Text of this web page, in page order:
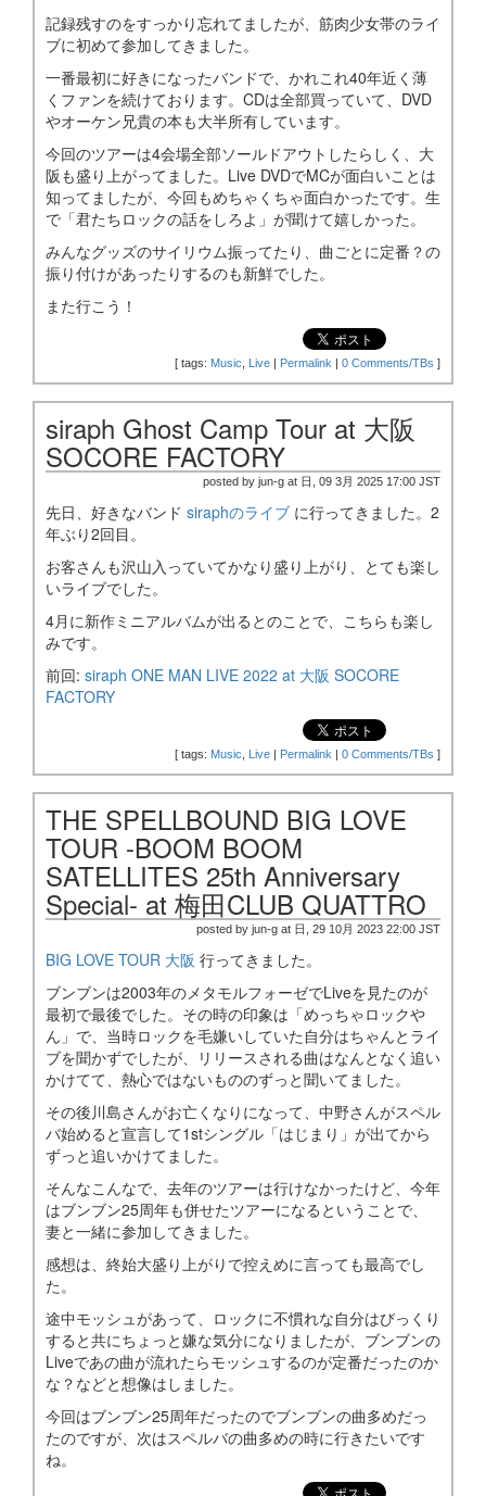
記録残すのをすっかり忘れてましたが、筋肉少女帯のライ
ブに初めて参加してきました。
一番最初に好きになったバンドで、かれこれ40年近く薄
くファンを続けております。CDは全部買っていて、DVD
やオーケン兄貴の本も大半所有しています。
今回のツアーは4会場全部ソールドアウトしたらしく、大
阪も盛り上がってました。Live DVDでMCが面白いことは
知ってましたが、今回もめちゃくちゃ面白かったです。生
で「君たちロックの話をしろよ」が聞けて嬉しかった。
みんなグッズのサイリウム振ってたり、曲ごとに定番？の
振り付けがあったりするのも新鮮でした。
また行こう！
[ tags: Music Live | Permalink | 0 Comments/TBs ]
siraph Ghost Camp Tour at 大阪
SOCORE FACTORY
posted by jun-g at 日, 09 3月 2025 17:00 JST
先日、好きなバンド siraphのライブ に行ってきました。2
年ぶり2回目。
お客さんも沢山入っていてかなり盛り上がり、とても楽し
いライブでした。
4月に新作ミニアルバムが出るとのことで、こちらも楽し
みです。
前回: siraph ONE MAN LIVE 2022 at 大阪 SOCORE
FACTORY
[ tags: Music Live | Permalink | 0 Comments/TBs ]
THE SPELLBOUND BIG LOVE
TOUR -BOOM BOOM
SATELLITES 25th Anniversary
Special- at 梅田CLUB QUATTRO
posted by jun-g at 日, 29 10月 2023 22:00 JST
BIG LOVE TOUR 大阪 行ってきました。
ブンブンは2003年のメタモルフォーゼでLiveを見たのが
最初で最後でした。その時の印象は「めっちゃロックや
ん」で、当時ロックを毛嫌いしていた自分はちゃんとライ
ブを聞かずでしたが、リリースされる曲はなんとなく追い
かけてて、熱心ではないもののずっと聞いてました。
その後川島さんがお亡くなりになって、中野さんがスペル
バ始めると宣言して1stシングル「はじまり」が出てから
ずっと追いかけてました。
そんなこんなで、去年のツアーは行けなかったけど、今年
はブンブン25周年も併せたツアーになるということで、
妻と一緒に参加してきました。
感想は、終始大盛り上がりで控えめに言っても最高でし
た。
途中モッシュがあって、ロックに不慣れな自分はびっくり
すると共にちょっと嫌な気分になりましたが、ブンブンの
Liveであの曲が流れたらモッシュするのが定番だったのか
な？などと想像はしました。
今回はブンブン25周年だったのでブンブンの曲多めだっ
たのですが、次はスペルバの曲多めの時に行きたいです
ね。